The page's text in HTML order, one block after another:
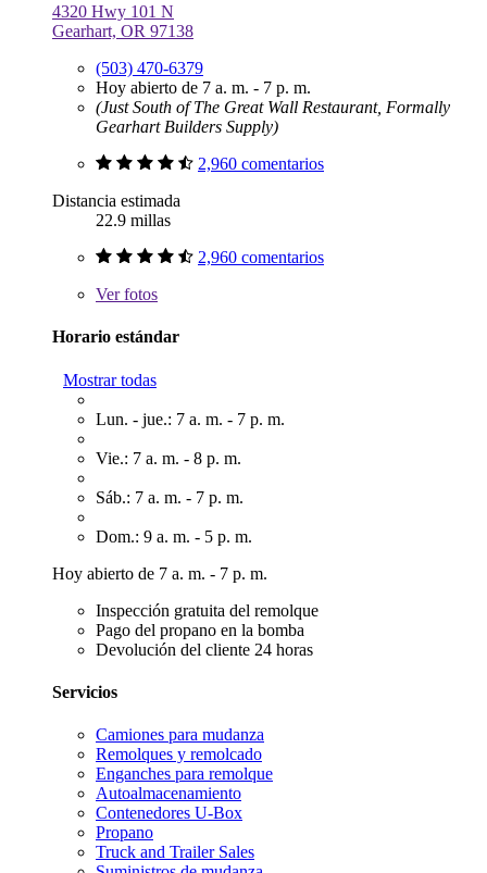
4320 Hwy 101 N
Gearhart, OR 97138
(503) 470-6379
Hoy abierto de 7 a. m. - 7 p. m.
(Just South of The Great Wall Restaurant, Formally
Gearhart Builders Supply)
2,960 comentarios
Distancia estimada
22.9 millas
2,960 comentarios
Verfotos
Horario estándar
Mostrar todas
Lun. - jue.: 7 a. m. - 7 p. m.
Vie.: 7 a. m. - 8 p. m.
Sáb.: 7 a. m. - 7 p. m.
Dom.: 9 a. m. - 5 p. m.
Hoy abierto de 7 a. m. - 7 p. m.
Inspección gratuita del remolque
Pago del propano en la bomba
Devolución del cliente 24 horas
Servicios
Camiones para mudanza
Remolques y remolcado
Enganches para remolque
Autoalmacenamiento
Contenedores U-Box
Propano
Truck and Trailer Sales